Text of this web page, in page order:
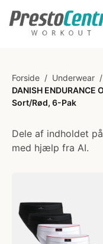
Forside / Underwear /
DANISH ENDURANCE
Sort/Rød, 6-Pak
Dele af indholdet
med hjælp fra AI.